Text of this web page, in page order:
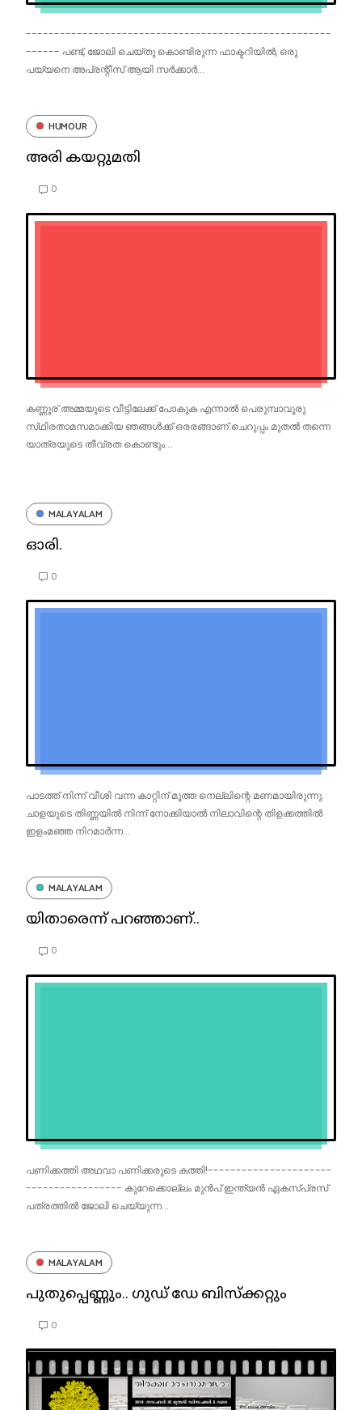
------------------------------------------------------
------ പണ്ട്, ജോലി ചെയ്തു കൊണ്ടിരുന്ന ഫാക്ടറിയിൽ, ഒരു
പയ്യനെ അപ്രന്റീസ് ആയി സർക്കാർ...
HUMOUR
അരി കയറ്റുമതി
0
കണ്ണൂര് അമ്മയുടെ വീട്ടിലേക്ക് പോകുക എന്നാൽ പെരുമ്പാവൂരു
സ്‌ഥിരതാമസമാക്കിയ ഞങ്ങൾക്ക് ഒരരങ്ങാണ്.ചെറുപ്പം മുതൽ തന്നെ
യാത്രയുടെ തീവ്രത കൊണ്ടും...
MALAYALAM
ഓരി.
0
പാടത്ത് നിന്ന് വീശി വന്ന കാറ്റിന് മൂത്ത നെല്ലിന്റെ മണമായിരുന്നു.
ചാളയുടെ തിണ്ണയിൽ നിന്ന് നോക്കിയാൽ നിലാവിന്റെ തിളക്കത്തിൽ
ഇളംമഞ്ഞ നിറമാർന്ന...
MALAYALAM
യിതാരെന്ന് പറഞ്ഞാണ്..
0
പണിക്കത്തി അഥവാ പണിക്കരുടെ കത്തി!----------------------
----------------- കുറേക്കൊല്ലം മുൻപ് ഇന്ത്യൻ ഏകസ്പ്രസ്
പത്രത്തിൽ ജോലി ചെയ്യുന്ന...
MALAYALAM
പുതുപ്പെണ്ണും.. ഗുഡ് ഡേ ബിസ്ക്കറ്റും
0